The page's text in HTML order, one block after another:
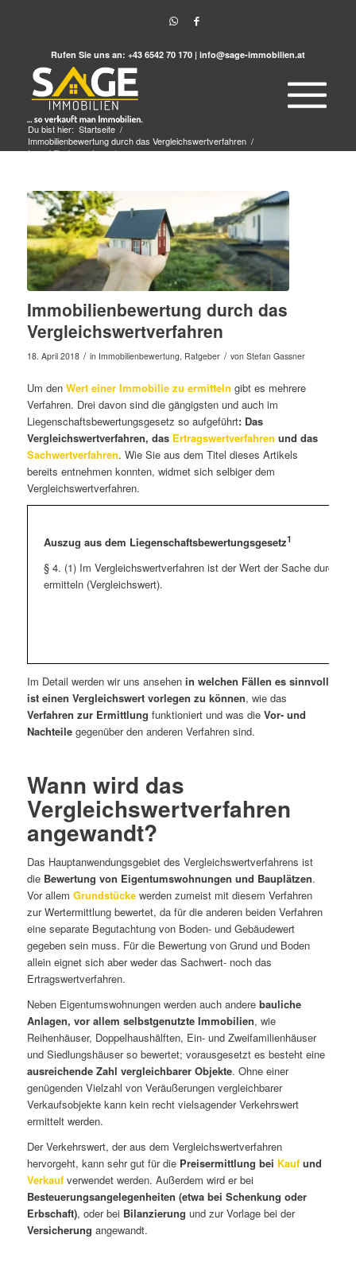
Rufen Sie uns an: +43 6542 70 170 | info@sage-immobilien.at
Du bist hier: Startseite /
Immobilienbewertung durch das Vergleichswertverfahren /
Immobilienbewertung /
Immobilienbewertung durch das
Vergleichswertverfahren
18. April 2018 / in Immobilienbewertung, Ratgeber / von Stefan Gassner
Um den Wert einer Immobilie zu ermitteln gibt es mehrere
Verfahren. Drei davon sind die gängigsten und auch im
Liegenschaftsbewertungsgesetz so aufgeführt: Das
Vergleichswertverfahren, das Ertragswertverfahren und das
Sachwertverfahren. Wie Sie aus dem Titel dieses Artikels
bereits entnehmen konnten, widmet sich selbiger dem
Vergleichswertverfahren.
Auszug aus dem Liegenschaftsbewertungsgesetz1
§ 4. (1) Im Vergleichswertverfahren ist der Wert der Sache durch
ermitteln (Vergleichswert).
Im Detail werden wir uns ansehen in welchen Fällen es sinnvoll
ist einen Vergleichswert vorlegen zu können, wie das
Verfahren zur Ermittlung funktioniert und was die Vor- und
Nachteilegegenüber den anderen Verfahren sind.
Wann wird das
Vergleichswertverfahren
angewandt?
Das Hauptanwendungsgebiet des Vergleichswertverfahrens ist
die Bewertung von Eigentumswohnungen und Bauplätzen.
Vor allem Grundstückewerden zumeist mit diesem Verfahren
zur Wertermittlung bewertet, da für die anderen beiden Verfahren
eine separate Begutachtung von Boden- und Gebäudewert
gegeben sein muss. Für die Bewertung von Grund und Boden
allein eignet sich aber weder das Sachwert- noch das
Ertragswertverfahren.
Neben Eigentumswohnungen werden auch andere bauliche
Anlagen, vor allem selbstgenutzte Immobilien, wie
Reihenhäuser, Doppelhaushälften, Ein- und Zweifamilienhäuser
und Siedlungshäuser so bewertet; vorausgesetzt es besteht eine
ausreichende Zahl vergleichbarer Objekte. Ohne einer
genügenden Vielzahl von Veräußerungen vergleichbarer
Verkaufsobjekte kann kein recht vielsagender Verkehrswert
ermittelt werden.
Der Verkehrswert, der aus dem Vergleichswertverfahren
hervorgeht, kann sehr gut für die Preisermittlung bei Kaufund
Verkaufverwendet werden. Außerdem wird er bei
Besteuerungsangelegenheiten (etwa bei Schenkung oder
Erbschaft), oder bei Bilanzierung und zur Vorlage bei der
Versicherung angewandt.